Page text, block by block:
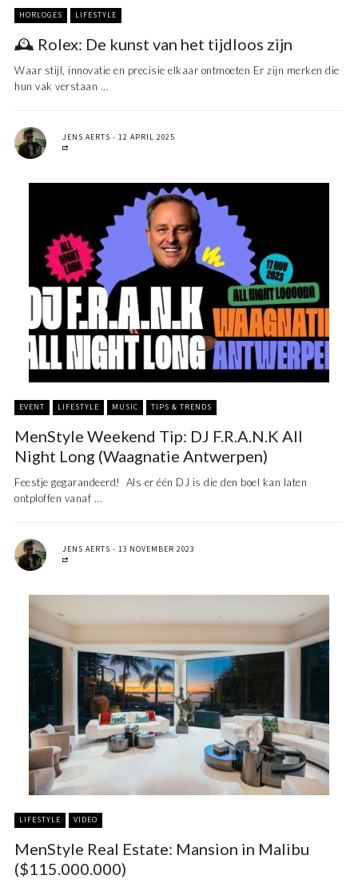
HORLOGES LIFESTYLE
🕰️ Rolex: De kunst van het tijdloos zijn
Waar stijl, innovatie en precisie elkaar ontmoeten Er zijn merken die
hun vak verstaan ...
JENS AERTS 12 APRIL 2025
EVENT LIFESTYLE MUSIC TIPS & TRENDS
MenStyle Weekend Tip: DJ F.R.A.N.K All
Night Long (Waagnatie Antwerpen)
Feestje gegarandeerd! Als er één DJ is die den boel kan laten
ontploffen vanaf ...
JENS AERTS 13 NOVEMBER 2023
LIFESTYLE VIDEO
MenStyle Real Estate: Mansion in Malibu
($115.000.000)